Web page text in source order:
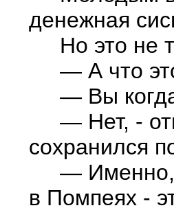
денежная
Но это не
— А что
— Вы
— Нет, -
сохранился
— Именно, -
в Помпеях -